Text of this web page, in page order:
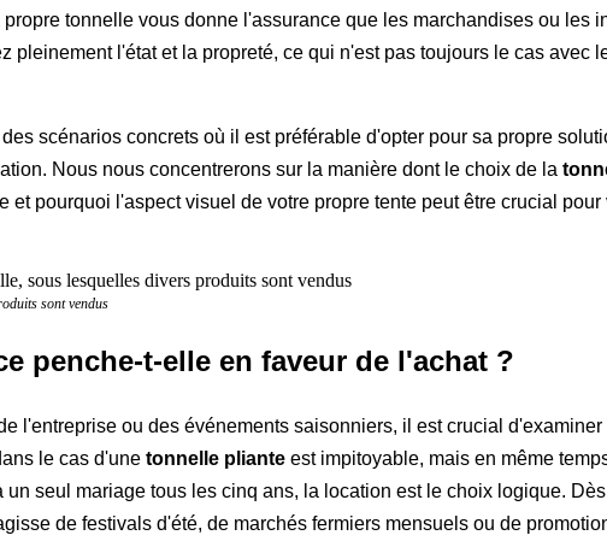
tonnelle vous donne l'assurance que les marchandises ou les
pleinement l'état et la propreté, ce qui n'est pas toujours le cas avec
scénarios concrets où il est préférable d'opter pour sa propre
Nous nous concentrerons sur la manière dont le choix de la
et pourquoi l'aspect visuel de votre propre tente peut être crucial pour
sont vendus
penche-t-elle en faveur de l'achat ?
l'entreprise ou des événements saisonniers, il est crucial d'examiner
le cas d'une tonnelle pliante est impitoyable, mais en même
seul mariage tous les cinq ans, la location est le choix logique.
de festivals d'été, de marchés fermiers mensuels ou de